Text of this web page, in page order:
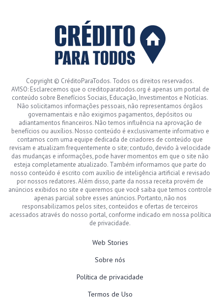
Copyright © CréditoParaTodos. Todos os direitos reservados.
AVISO: Esclarecemos que o creditoparatodos.org é apenas um portal de
conteúdo sobre Benefícios Sociais, Educação, Investimentos e Notícias.
Não solicitamos informações pessoais, não representamos órgãos
governamentais e não exigimos pagamentos, depósitos ou
adiantamentos financeiros. Não temos influência na aprovação de
benefícios ou auxílios. Nosso conteúdo é exclusivamente informativo e
contamos com uma equipe dedicada de criadores de conteúdo que
revisam e atualizam frequentemente o site; contudo, devido à velocidade
das mudanças e informações, pode haver momentos em que o site não
esteja completamente atualizado. Também informamos que parte do
nosso conteúdo é escrito com auxílio de inteligência artificial e revisado
por nossos redatores. Além disso, parte da nossa receita provém de
anúncios exibidos no site e queremos que você saiba que temos controle
apenas parcial sobre esses anúncios. Portanto, não nos
responsabilizamos pelos sites, conteúdos e ofertas de terceiros
acessados através do nosso portal, conforme indicado em nossa política
de privacidade.
Web Stories
Sobre nós
Política de privacidade
Termos de Uso